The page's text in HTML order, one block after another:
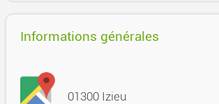
Informations générales
01300 Izieu